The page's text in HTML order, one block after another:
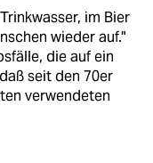
im Bier
wieder auf."
die auf ein
seit den 70er
verwendeten